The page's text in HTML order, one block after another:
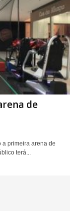
de
a primeira arena de
terá...